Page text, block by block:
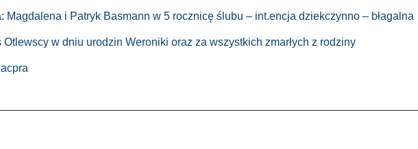
Magdalena i Patryk Basmann w 5 rocznicę ślubu – int.encja dziekczynno – błagalna
Otlewscy w dniu urodzin Weroniki oraz za wszystkich zmarłych z rodziny